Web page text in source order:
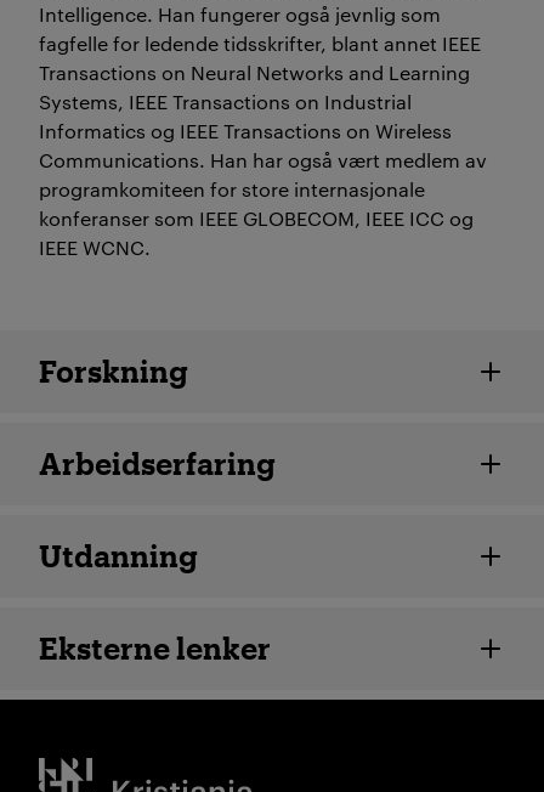
Intelligence. Han fungerer også jevnlig som
fagfelle for ledende tidsskrifter, blant annet IEEE
Transactions on Neural Networks and Learning
Systems, IEEE Transactions on Industrial
Informatics og IEEE Transactions on Wireless
Communications. Han har også vært medlem av
programkomiteen for store internasjonale
konferanser som IEEE GLOBECOM, IEEE ICC og
IEEE WCNC.
Ansatte detaljer
Forskning
Arbeidserfaring
Utdanning
Eksterne lenker
Kristiania logo